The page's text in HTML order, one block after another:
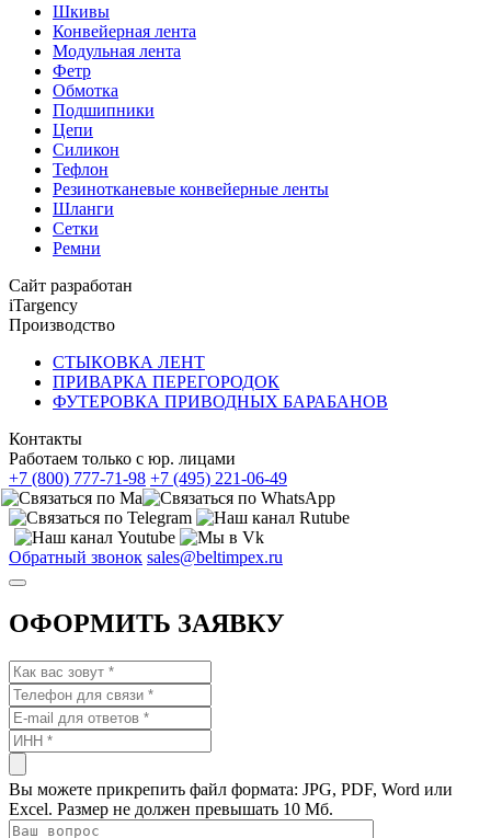
Шкивы
Конвейерная лента
Модульная лента
Фетр
Обмотка
Подшипники
Цепи
Силикон
Тефлон
Резинотканевые конвейерные ленты
Шланги
Сетки
Ремни
Сайт разработан
iTargency
Производство
СТЫКОВКА ЛЕНТ
ПРИВАРКА ПЕРЕГОРОДОК
ФУТЕРОВКА ПРИВОДНЫХ БАРАБАНОВ
Контакты
Работаем только с юр. лицами
+7 (800) 777-71-98 +7 (495) 221-06-49
Обратный звонок sales@beltimpex.ru
ОФОРМИТЬ ЗАЯВКУ
Вы можете прикрепить файл формата: JPG, PDF, Word или
Excel. Размер не должен превышать 10 Мб.